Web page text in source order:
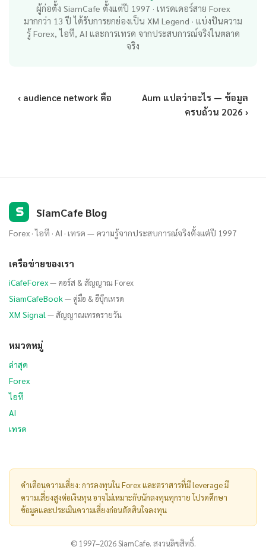
ผู้ก่อตั้ง SiamCafe ตั้งแต่ปี 1997 · เทรดเดอร์สาย Forex
มากกว่า 13 ปี ได้รับการยกย่องเป็น XM Legend · แบ่งปันความ
รู้ Forex, ไอที, AI และการเทรด จากประสบการณ์จริงในตลาด
จริง
‹ audience network คือ
Aum แปลว่าอะไร — ข้อมูล
ครบถ้วน 2026 ›
S SiamCafe Blog
Forex · ไอที · AI · เทรด — ความรู้จากประสบการณ์จริงตั้งแต่ปี 1997
เครือข่ายของเรา
iCafeForex— คอร์ส & สัญญาณ Forex
SiamCafeBook— คู่มือ & อีบุ๊กเทรด
XM Signal — สัญญาณเทรดรายวัน
หมวดหมู่
ล่าสุด
Forex
ไอที
AI
เทรด
คำเตือนความเสี่ยง: การลงทุนใน Forex และตราสารที่มี leverage มี
ความเสี่ยงสูงต่อเงินทุน อาจไม่เหมาะกับนักลงทุนทุกราย โปรดศึกษา
ข้อมูลและประเมินความเสี่ยงก่อนตัดสินใจลงทุน
© 1997–2026 SiamCafe. สงวนลิขสิทธิ์.